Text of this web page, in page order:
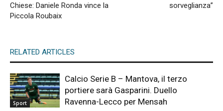
Chiese: Daniele Ronda vince la
Piccola Roubaix
sorveglianza”
RELATED ARTICLES
Sport
Calcio Serie B – Mantova, il terzo
portiere sarà Gasparini. Duello
Ravenna-Lecco per Mensah